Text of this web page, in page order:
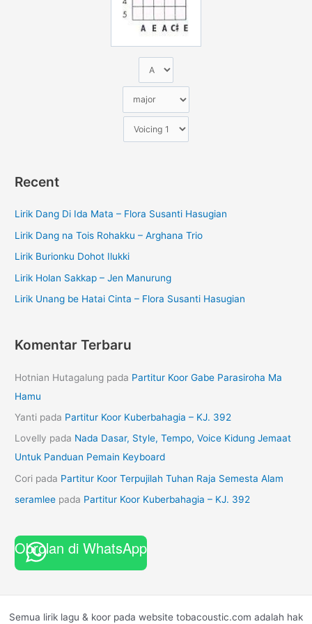
Recent
Lirik Dang Di Ida Mata – Flora Susanti Hasugian
Lirik Dang na Tois Rohakku – Arghana Trio
Lirik Burionku Dohot Ilukki
Lirik Holan Sakkap – Jen Manurung
Lirik Unang be Hatai Cinta – Flora Susanti Hasugian
Komentar Terbaru
Hotnian Hutagalung pada Partitur Koor Gabe Parasiroha Ma
Hamu
Yanti pada Partitur Koor Kuberbahagia – KJ. 392
Lovelly pada Nada Dasar, Style, Tempo, Voice Kidung Jemaat
Untuk Panduan Pemain Keyboard
Cori pada Partitur Koor Terpujilah Tuhan Raja Semesta Alam
seramlee pada Partitur Koor Kuberbahagia – KJ. 392
Obrolan di WhatsApp
Semua lirik lagu & koor pada website tobacoustic.com adalah hak